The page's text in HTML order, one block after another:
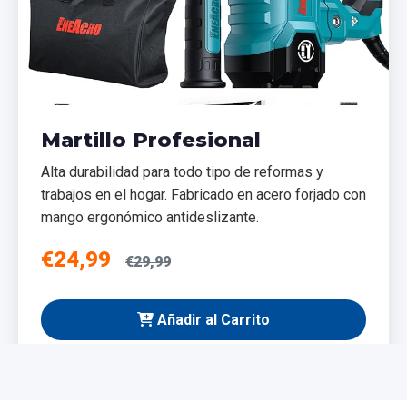
Martillo Profesional
Alta durabilidad para todo tipo de reformas y
trabajos en el hogar. Fabricado en acero forjado con
mango ergonómico antideslizante.
€24,99 €29,99
Añadir al Carrito